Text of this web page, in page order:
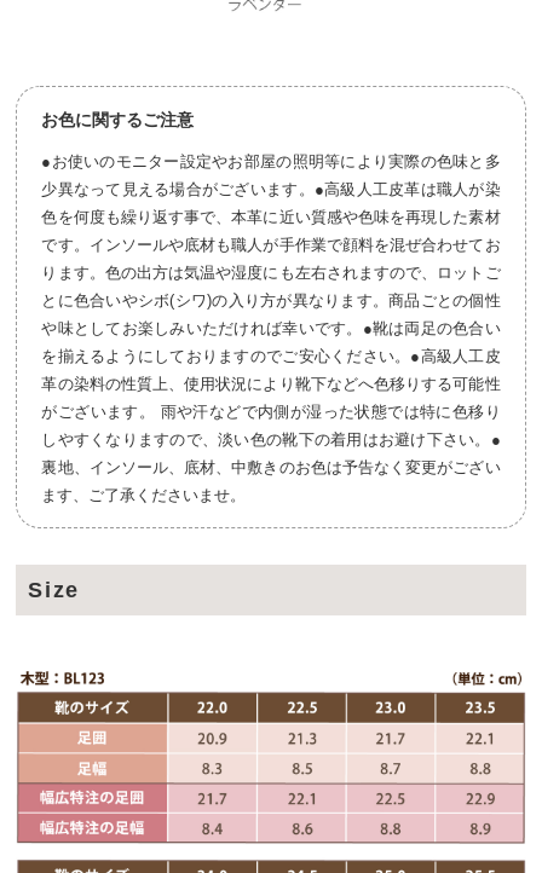
お色に関するご注意
●お使いのモニター設定やお部屋の照明等により実際の色味と多
少異なって見える場合がございます。●高級人工皮革は職人が染
色を何度も繰り返す事で、本革に近い質感や色味を再現した素材
です。インソールや底材も職人が手作業で顔料を混ぜ合わせてお
ります。色の出方は気温や湿度にも左右されますので、ロットご
とに色合いやシボ(シワ)の入り方が異なります。商品ごとの個性
や味としてお楽しみいただければ幸いです。●靴は両足の色合い
を揃えるようにしておりますのでご安心ください。●高級人工皮
革の染料の性質上、使用状況により靴下などへ色移りする可能性
がございます。 雨や汗などで内側が湿った状態では特に色移り
しやすくなりますので、淡い色の靴下の着用はお避け下さい。●
裏地、インソール、底材、中敷きのお色は予告なく変更がござい
ます、ご了承くださいませ。
Size